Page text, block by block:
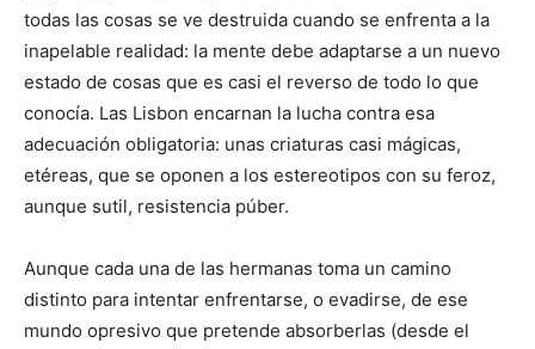
todas las cosas se ve destruida cuando se enfrenta a la
inapelable realidad: la mente debe adaptarse a un nuevo
estado de cosas que es casi el reverso de todo lo que
conocía. Las Lisbon encarnan la lucha contra esa
adecuación obligatoria: unas criaturas casi mágicas,
etéreas, que se oponen a los estereotipos con su feroz,
aunque sutil, resistencia púber.
Aunque cada una de las hermanas toma un camino
distinto para intentar enfrentarse, o evadirse, de ese
mundo opresivo que pretende absorberlas (desde el